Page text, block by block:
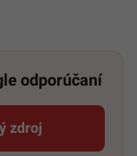
odporúčaní
zdrojsa otvorí v